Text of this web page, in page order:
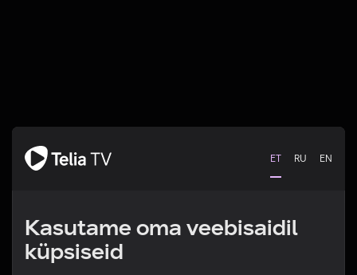
ET RU EN
Kasutame oma veebisaidil
küpsiseid